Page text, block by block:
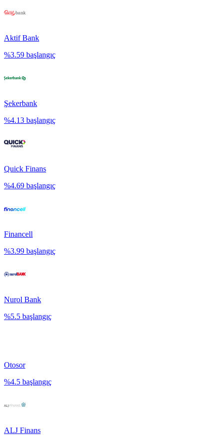
Aktif Bank
%3.59 başlangıç
Şekerbank
%4.13 başlangıç
Quick Finans
%4.69 başlangıç
Financell
%3.99 başlangıç
Nurol Bank
%5.5 başlangıç
Otosor
%4.5 başlangıç
ALJ Finans